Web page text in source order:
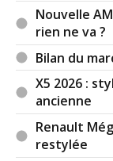
Nouvelle
rien ne va ?
Bilan du
X5 2026 :
ancienne
Renault
restylée